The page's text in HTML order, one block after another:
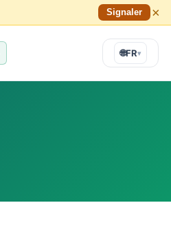
Signaler ×
🌐FR▾